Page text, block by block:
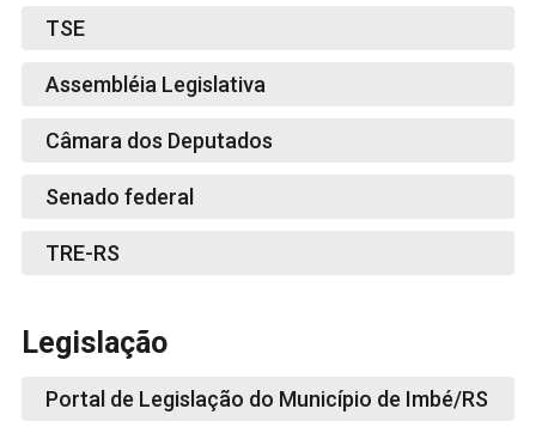
TSE
Assembléia Legislativa
Câmara dos Deputados
Senado federal
TRE-RS
Legislação
Portal de Legislação do Município de Imbé/RS